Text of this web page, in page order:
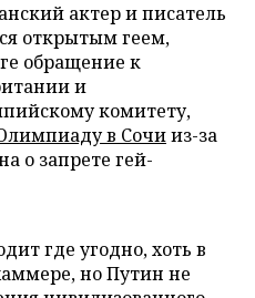
актер и писатель
открытым геем,
обращение к
и
комитету,
в Сочииз-за
о запрете гей-
где угодно, хоть в
но Путин не